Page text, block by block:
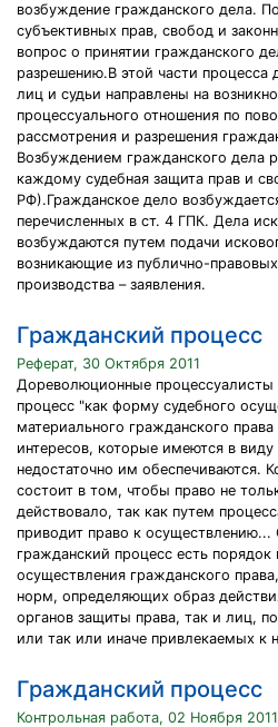
возбуждение гражданского дела.
субъективных прав, свобод и
вопрос о принятии гражданского
разрешению.В этой части процесса
лиц и судьи направлены на
процессуального отношения по
рассмотрения и разрешения
Возбуждением гражданского дела
каждому судебная защита прав и
РФ).Гражданское дело
перечисленных в ст. 4 ГПК. Дела
возбуждаются путем подачи
возникающие из публично-
производства – заявления.
Гражданский процесс
Реферат, 30 Октября 2011
Дореволюционные процессуалисты
процесс "как форму судебного
материального гражданского
интересов, которые имеются в
недостаточно им обеспечиваются.
состоит в том, чтобы право не
действовало, так как путем
приводит право к осуществлению...
гражданский процесс есть порядок
осуществления гражданского
норм, определяющих образ
органов защиты права, так и лиц,
или так или иначе привлекаемых к
Гражданский процесс
Контрольная работа, 02 Ноября 2011